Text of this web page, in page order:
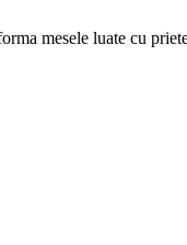
mesele luate cu